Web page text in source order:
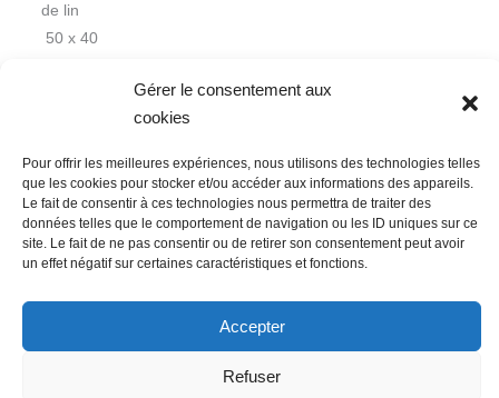
Gérer le consentement aux
cookies
Pour offrir les meilleures expériences, nous utilisons des technologies telles
que les cookies pour stocker et/ou accéder aux informations des appareils.
Le fait de consentir à ces technologies nous permettra de traiter des
données telles que le comportement de navigation ou les ID uniques sur ce
site. Le fait de ne pas consentir ou de retirer son consentement peut avoir
un effet négatif sur certaines caractéristiques et fonctions.
Accepter
Refuser
de lin
50 x 40
Nous contacter
Conditions Générales de Ventes
Politique de confidentialité
Mentions légales
Mot de passe perdu
Newsletter Politique de cookies (UE)